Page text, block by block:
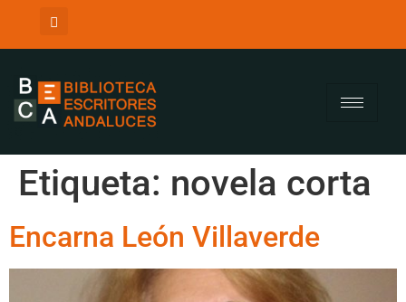
Etiqueta: novela corta
Encarna León Villaverde